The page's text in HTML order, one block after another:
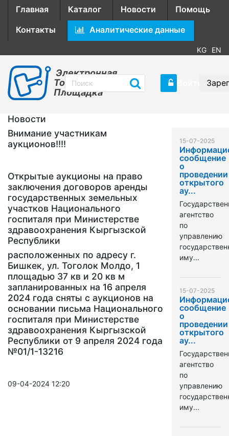
Главная Каталог Новости
Помощь
Контакты
Аналитические данные
KG EN
Электронная
Торговая
Площадка
Новости
Внимание участникам
аукционов!!!!
Открытые аукционы на право
заключения договоров аренды
государственных земельных
участков Национального
госпиталя при Министерстве
здравоохранения Кыргызской
Республики
расположенных по адресу г.
Бишкек, ул. Тоголок Молдо, 1
площадью 37 кв и 20 кв м
запланированных на 16 апреля
2024 года сняты с аукционов на
основании письма Национального
госпиталя при Министерстве
здравоохранения Кыргызской
Республики от 9 апреля 2024 года
№01/1-13216
09-04-2024 12:20
15-07-2025
сообщение
о
проведении
открытого
ау...
агентство
по
управлению
иму...
15-07-2025
сообщение
о
проведении
открытого
ау...
агентство
по
управлению
иму...